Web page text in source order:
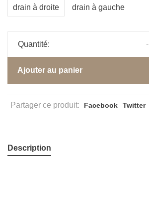
drain à droite drain à gauche
Quantité: -
Ajouter au panier
Partager ce produit: Facebook Twitter
Description